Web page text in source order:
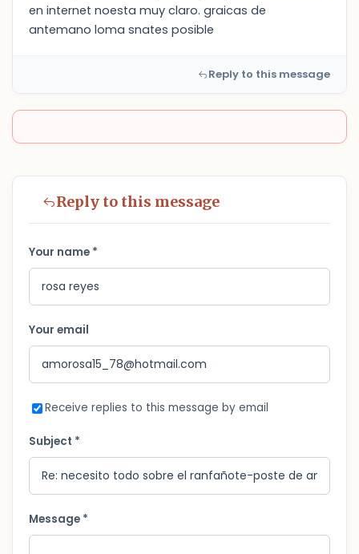
en internet noesta muy claro. graicas de
antemano loma snates posible
Reply to this message
Reply to this message
Your name *
Your email
Receive replies to this message by email
Subject *
Message *